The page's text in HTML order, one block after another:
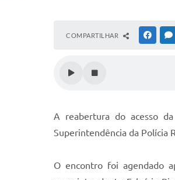
COMPARTILHAR
A reabertura do acesso
Superintendência da Polícia
O encontro foi agendado